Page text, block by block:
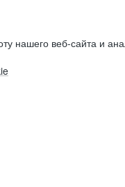
нашего веб-сайта и